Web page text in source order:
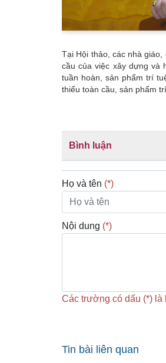
Tại Hội thảo, các nhà
cầu của việc xây dựng và
tuần hoàn, sản phẩm trí
thiểu toàn cầu, sản phẩm
Bình luận
Họ và tên (*)
Nội dung (*)
Các trường có dấu (*) là
Tin bài liên quan